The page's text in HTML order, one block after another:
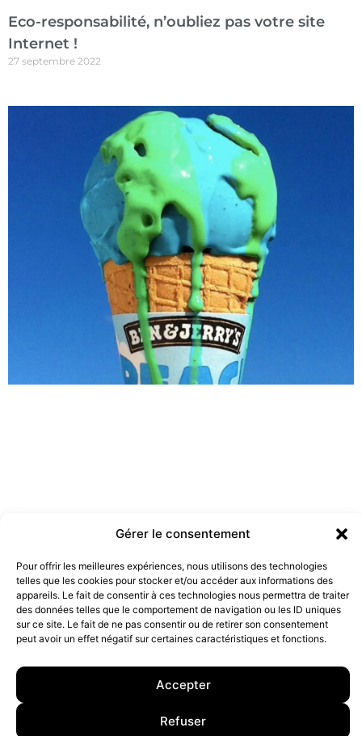
Gérer le consentement
Pour offrir les meilleures expériences, nous utilisons des technologies
telles que les cookies pour stocker et/ou accéder aux informations des
appareils. Le fait de consentir à ces technologies nous permettra de traiter
des données telles que le comportement de navigation ou les ID uniques
sur ce site. Le fait de ne pas consentir ou de retirer son consentement
peut avoir un effet négatif sur certaines caractéristiques et fonctions.
Accepter
Refuser
Eco-responsabilité, n’oubliez pas votre site
Internet !
27 septembre 2022
Les marques doivent-elles être engagées ?
19 juillet 2022
Données Personnelles